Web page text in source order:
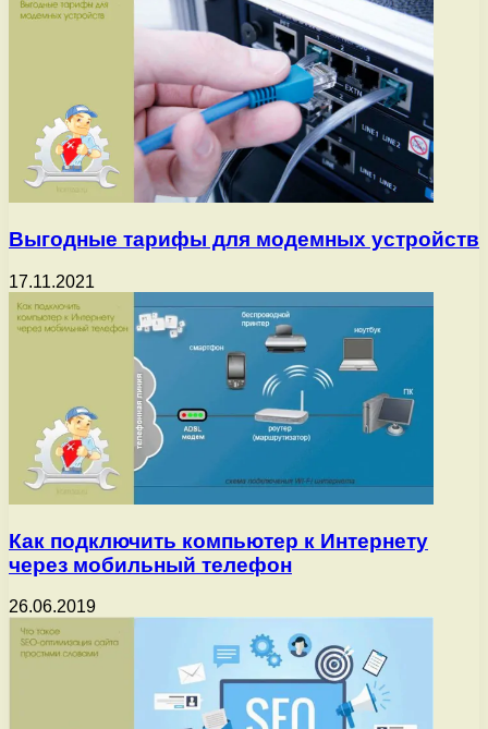
Выгодные тарифы для модемных устройств
17.11.2021
Как подключить компьютер к Интернету
через мобильный телефон
26.06.2019